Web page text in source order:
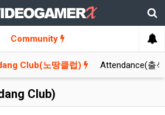
Community
Club(노땅클럽) Attendance(출
Club)